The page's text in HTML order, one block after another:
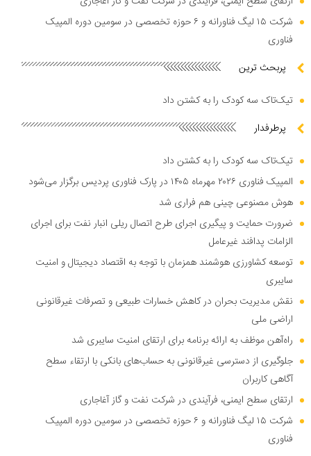
شرکت ۱۵ لیگ فناورانه و ۶ حوزه تخصصی در سومین دوره المپیک
فناوری
پربحث ترین
تیک‌تاک سه کودک را به کشتن داد
پرطرفدار
تیک‌تاک سه کودک را به کشتن داد
المپیک فناوری ۲۰۲۶ مهرماه ۱۴۰۵ در پارک فناوری پردیس برگزار می‌شود
هوش مصنوعی چینی هم فراری شد
ضرورت حمایت و پیگیری اجرای طرح اتصال ریلی انبار نفت برای اجرای
الزامات پدافند غیرعامل
توسعه کشاورزی هوشمند همزمان با توجه به اقتصاد دیجیتال و امنیت
سایبری
نقش مدیریت بحران در کاهش خسارات طبیعی و تصرفات غیرقانونی
اراضی ملی
راه‌آهن موظف به ارائه برنامه برای ارتقای امنیت سایبری شد
جلوگیری از دسترسی غیرقانونی به حساب‌های بانکی با ارتقاء سطح
آگاهی کاربران
ارتقای سطح ایمنی، فرآیندی در شرکت نفت و گاز آغاجاری
شرکت ۱۵ لیگ فناورانه و ۶ حوزه تخصصی در سومین دوره المپیک
فناوری